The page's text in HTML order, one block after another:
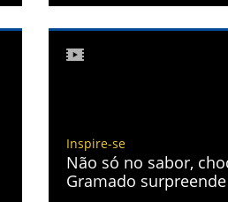
Inspire-se
Não só no sabor,
Gramado